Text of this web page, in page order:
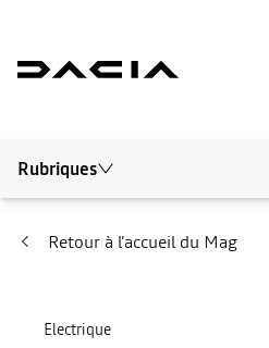
Rubriques
Tout le mag
Actualités
Retour à l’accueil du Mag
Electrique